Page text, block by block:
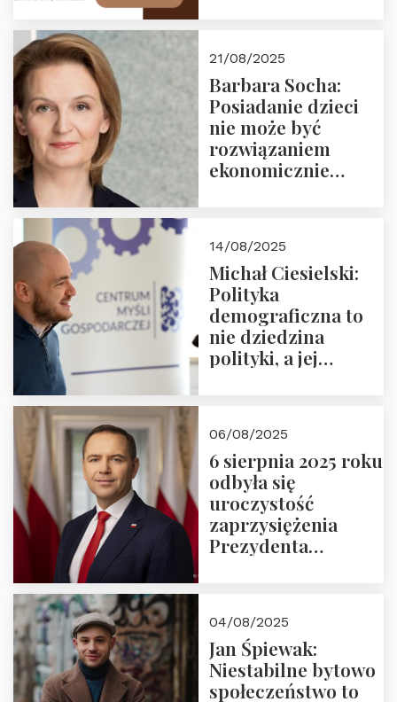
Nowego
Ćwierćwiecza”
21/08/2025
Barbara Socha:
Posiadanie dzieci
nie może być
rozwiązaniem
ekonomicznie
14/08/2025
Michał Ciesielski:
Polityka
demograficzna to
nie dziedzina
polityki, a jej
06/08/2025
6 sierpnia 2025 roku
odbyła się
uroczystość
zaprzysiężenia
Prezydenta
Nawrockiego
04/08/2025
Jan Śpiewak:
Niestabilne bytowo
społeczeństwo to